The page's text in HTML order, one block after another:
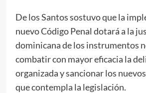
De los Santos sostuvo que la
nuevo Código Penal dotará a la
dominicana de los instrumentos
combatir con mayor eficacia la
organizada y sancionar los
que contempla la legislación.